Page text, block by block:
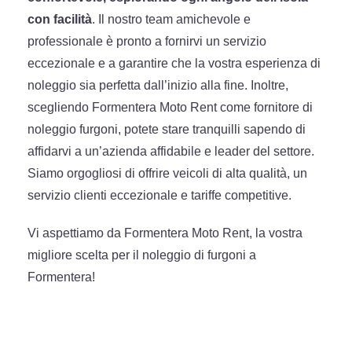
con facilità. Il nostro team amichevole e
professionale è pronto a fornirvi un servizio
eccezionale e a garantire che la vostra esperienza di
noleggio sia perfetta dall’inizio alla fine. Inoltre,
scegliendo Formentera Moto Rent come fornitore di
noleggio furgoni, potete stare tranquilli sapendo di
affidarvi a un’azienda affidabile e leader del settore.
Siamo orgogliosi di offrire veicoli di alta qualità, un
servizio clienti eccezionale e tariffe competitive.
Vi aspettiamo da Formentera Moto Rent, la vostra
migliore scelta per il noleggio di furgoni a
Formentera!